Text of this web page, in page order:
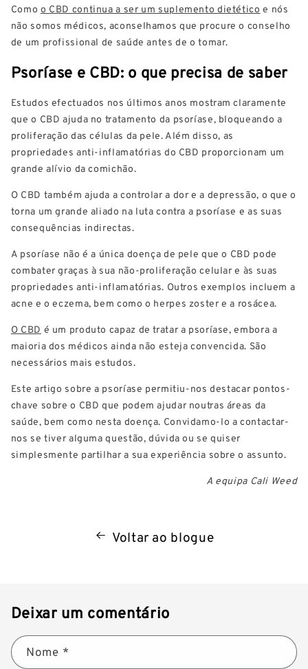
Como o CBD continua a ser um suplemento dietético e nós
não somos médicos, aconselhamos que procure o conselho
de um profissional de saúde antes de o tomar.
Psoríase e CBD: o que precisa de saber
Estudos efectuados nos últimos anos mostram claramente
que o CBD ajuda no tratamento da psoríase, bloqueando a
proliferação das células da pele. Além disso, as
propriedades anti-inflamatórias do CBD proporcionam um
grande alívio da comichão.
O CBD também ajuda a controlar a dor e a depressão, o que o
torna um grande aliado na luta contra a psoríase e as suas
consequências indirectas.
A psoríase não é a única doença de pele que o CBD pode
combater graças à sua não-proliferação celular e às suas
propriedades anti-inflamatórias. Outros exemplos incluem a
acne e o eczema, bem como o herpes zoster e a rosácea.
O CBD é um produto capaz de tratar a psoríase, embora a
maioria dos médicos ainda não esteja convencida. São
necessários mais estudos.
Este artigo sobre a psoríase permitiu-nos destacar pontos-
chave sobre o CBD que podem ajudar noutras áreas da
saúde, bem como nesta doença. Convidamo-lo a contactar-
nos se tiver alguma questão, dúvida ou se quiser
simplesmente partilhar a sua experiência sobre o assunto.
A equipa Cali Weed
Voltar ao blogue
Deixar um comentário
Nome *